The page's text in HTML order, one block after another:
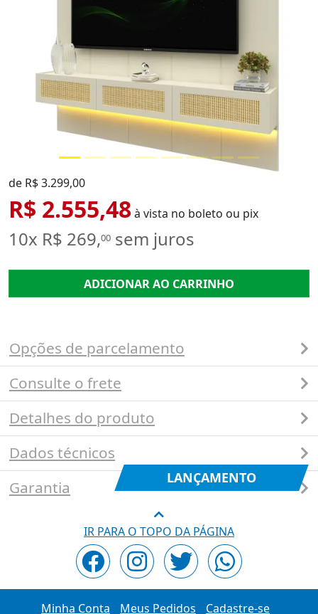
LANÇAMENTO
de R$ 3.299,00
R$ 2.555,48à vista no boleto ou pix
10x R$ 269,00 sem juros
ADICIONAR AO CARRINHO
Opções de parcelamento
Consulte o frete
Detalhes do produto
Dados técnicos
Garantia
IR PARA O TOPO DA PÁGINA
Minha Conta Meus Pedidos Cadastre-se